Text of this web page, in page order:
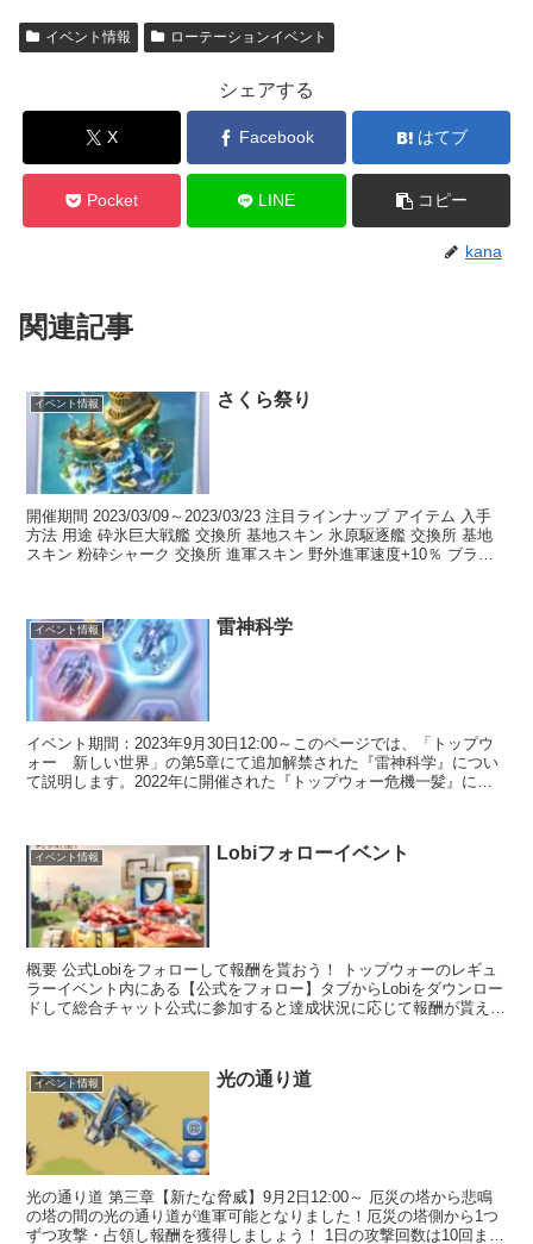
イベント情報 ローテーションイベント
シェアする
X Facebook はてブ
Pocket LINE コピー
kana
関連記事
イベント情報 さくら祭り
開催期間 2023/03/09～2023/03/23 注目ラインナップ アイテム 入手
方法 用途 砕氷巨大戦艦 交換所 基地スキン 氷原駆逐艦 交換所 基地
スキン 粉砕シャーク 交換所 進軍スキン 野外進軍速度+10％ ブラッ
イベント情報 雷神科学
イベント期間：2023年9月30日12:00～このページでは、「トップウ
ォー 新しい世界」の第5章にて追加解禁された『雷神科学』につい
て説明します。2022年に開催された『トップウォー危機一髪』によ
イベント情報 Lobiフォローイベント
概要 公式Lobiをフォローして報酬を貰おう！ トップウォーのレギュ
ラーイベント内にある【公式をフォロー】タブからLobiをダウンロー
ドして総合チャット公式に参加すると達成状況に応じて報酬が貰えま
イベント情報 光の通り道
光の通り道 第三章【新たな脅威】9月2日12:00～ 厄災の塔から悲鳴
の塔の間の光の通り道が進軍可能となりました！厄災の塔側から1つ
ずつ攻撃・占領し報酬を獲得しましょう！ 1日の攻撃回数は10回まで